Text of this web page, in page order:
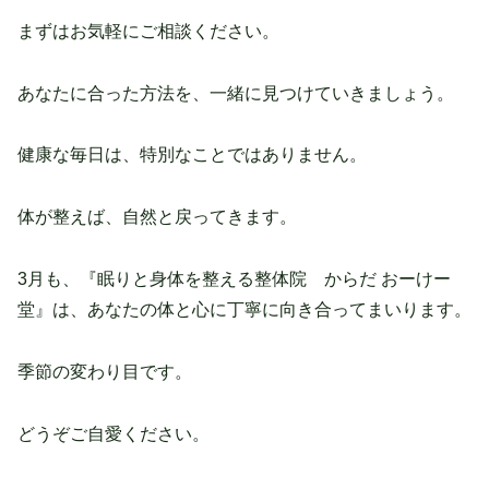
まずはお気軽にご相談ください。
あなたに合った方法を、一緒に見つけていきましょう。
健康な毎日は、特別なことではありません。
体が整えば、自然と戻ってきます。
3月も、『眠りと身体を整える整体院 からだ おーけー
堂』は、あなたの体と心に丁寧に向き合ってまいります。
季節の変わり目です。
どうぞご自愛ください。